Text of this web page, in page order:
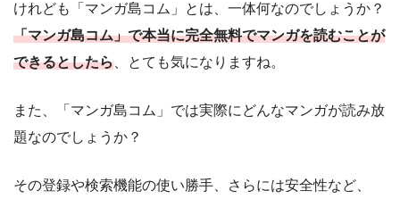
けれども「マンガ島コム」とは、一体何なのでしょうか？
「マンガ島コム」で本当に完全無料でマンガを読むことが
できるとしたら、とても気になりますね。
また、「マンガ島コム」では実際にどんなマンガが読み放
題なのでしょうか？
その登録や検索機能の使い勝手、さらには安全性など、